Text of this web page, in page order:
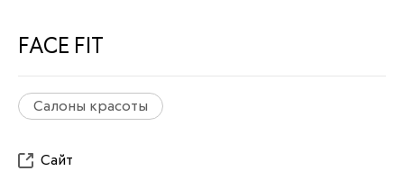
FACE FIT
Салоны красоты
Сайт